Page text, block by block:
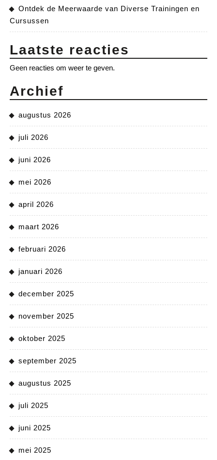
Ontdek de Meerwaarde van Diverse Trainingen en
Cursussen
Laatste reacties
Geen reacties om weer te geven.
Archief
augustus 2026
juli 2026
juni 2026
mei 2026
april 2026
maart 2026
februari 2026
januari 2026
december 2025
november 2025
oktober 2025
september 2025
augustus 2025
juli 2025
juni 2025
mei 2025